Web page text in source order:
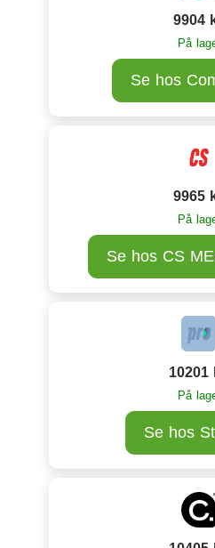
9904
På
Se hos
9965
På
Se hos CS
10201
På
Se hos